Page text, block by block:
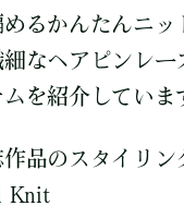
めるかんたんニ
細なヘアピンレ
ムを紹介していま
作品のスタイリ
Knit